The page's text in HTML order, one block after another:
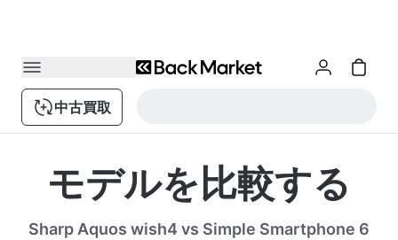
中古買取
モデルを比較する
Sharp Aquos wish4 vs Simple Smartphone 6